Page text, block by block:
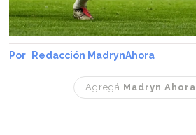
Redacción MadrynAhora
Agregá Madryn Ahora